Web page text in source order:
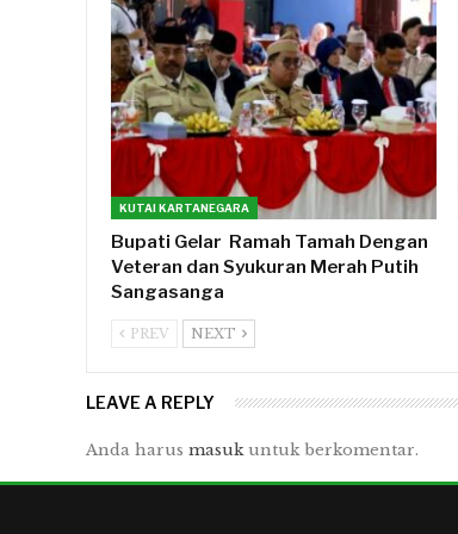
KUTAI KARTANEGARA
Bupati Gelar Ramah Tamah Dengan
Veteran dan Syukuran Merah Putih
Sangasanga
PREV NEXT
LEAVE A REPLY
Anda harus masukuntuk berkomentar.